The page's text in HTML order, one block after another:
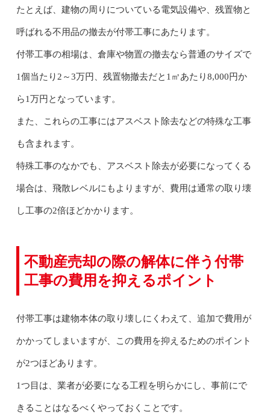
たとえば、建物の周りについている電気設備や、残置物と
呼ばれる不用品の撤去が付帯工事にあたります。
付帯工事の相場は、倉庫や物置の撤去なら普通のサイズで
1個当たり2～3万円、残置物撤去だと1㎥あたり8,000円か
ら1万円となっています。
また、これらの工事にはアスベスト除去などの特殊な工事
も含まれます。
特殊工事のなかでも、アスベスト除去が必要になってくる
場合は、飛散レベルにもよりますが、費用は通常の取り壊
し工事の2倍ほどかかります。
不動産売却の際の解体に伴う付帯
工事の費用を抑えるポイント
付帯工事は建物本体の取り壊しにくわえて、追加で費用が
かかってしまいますが、この費用を抑えるためのポイント
が2つほどあります。
1つ目は、業者が必要になる工程を明らかにし、事前にで
きることはなるべくやっておくことです。